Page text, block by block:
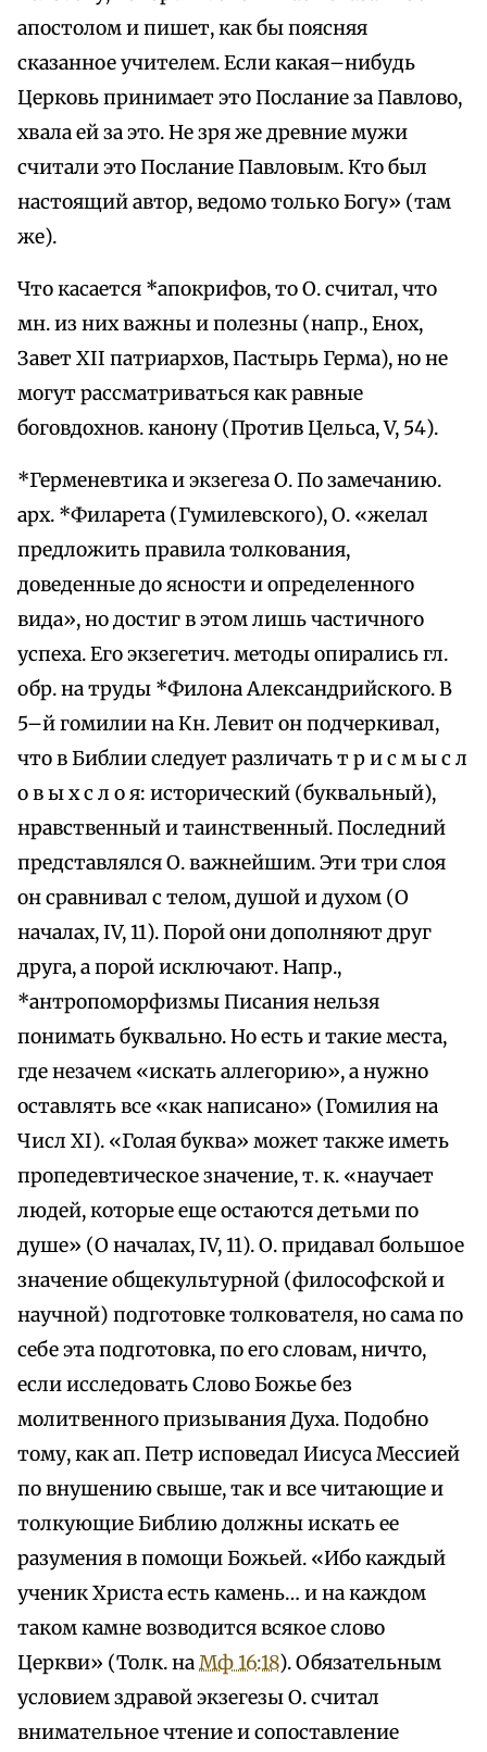
апостолом и пишет, как бы поясняя
сказанное учителем. Если какая–нибудь
Церковь принимает это Послание за Павлово,
хвала ей за это. Не зря же древние мужи
считали это Послание Павловым. Кто был
настоящий автор, ведомо только Богу» (там
же).
Что касается *апокрифов, то О. считал, что
мн. из них важны и полезны (напр., Енох,
Завет XII патриархов, Пастырь Герма), но не
могут рассматриваться как равные
боговдохнов. канону (Против Цельса, V, 54).
*Герменевтика и экзегеза О. По замечанию.
арх. *Филарета (Гумилевского), О. «желал
предложить правила толкования,
доведенные до ясности и определенного
вида», но достиг в этом лишь частичного
успеха. Его экзегетич. методы опирались гл.
обр. на труды *Филона Александрийского. В
5–й гомилии на Кн. Левит он подчеркивал,
что в Библии следует различать т р и с м ы с л
о в ы х с л о я: исторический (буквальный),
нравственный и таинственный. Последний
представлялся О. важнейшим. Эти три слоя
он сравнивал с телом, душой и духом (О
началах, IV, 11). Порой они дополняют друг
друга, а порой исключают. Напр.,
*антропоморфизмы Писания нельзя
понимать буквально. Но есть и такие места,
где незачем «искать аллегорию», а нужно
оставлять все «как написано» (Гомилия на
Числ XI). «Голая буква» может также иметь
пропедевтическое значение, т. к. «научает
людей, которые еще остаются детьми по
душе» (О началах, IV, 11). О. придавал большое
значение общекультурной (философской и
научной) подготовке толкователя, но сама по
себе эта подготовка, по его словам, ничто,
если исследовать Слово Божье без
молитвенного призывания Духа. Подобно
тому, как ап. Петр исповедал Иисуса Мессией
по внушению свыше, так и все читающие и
толкующие Библию должны искать ее
разумения в помощи Божьей. «Ибо каждый
ученик Христа есть камень… и на каждом
таком камне возводится всякое слово
Церкви» (Толк. наМф 16:18). Обязательным
условием здравой экзегезы О. считал
внимательное чтение и сопоставление